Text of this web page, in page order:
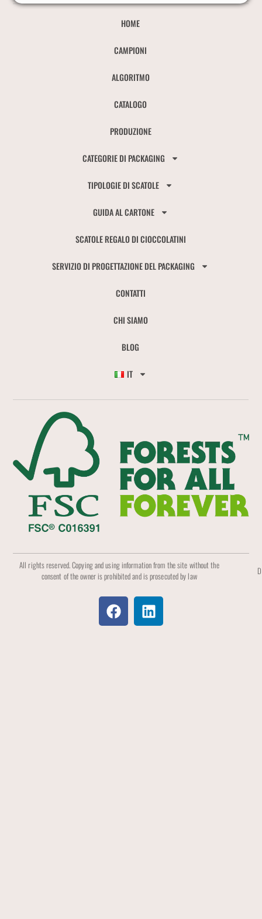
HOME
CAMPIONI
ALGORITMO
CATALOGO
PRODUZIONE
CATEGORIE DI PACKAGING
TIPOLOGIE DI SCATOLE
GUIDA AL CARTONE
SCATOLE REGALO DI CIOCCOLATINI
SERVIZIO DI PROGETTAZIONE DEL PACKAGING
CONTATTI
CHI SIAMO
BLOG
IT
All rights reserved. Copying and using information from the site without the
consent of the owner is prohibited and is prosecuted by law